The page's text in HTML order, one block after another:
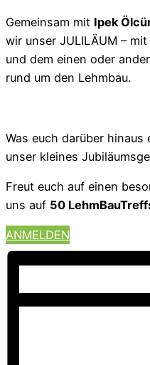
Gemeinsam mit Ipek
wir unser JULILÄUM –
und dem einen oder
rund um den Lehmbau.
Was euch darüber
unser kleines
Freut euch auf einen
uns auf 50
ANMELDEN